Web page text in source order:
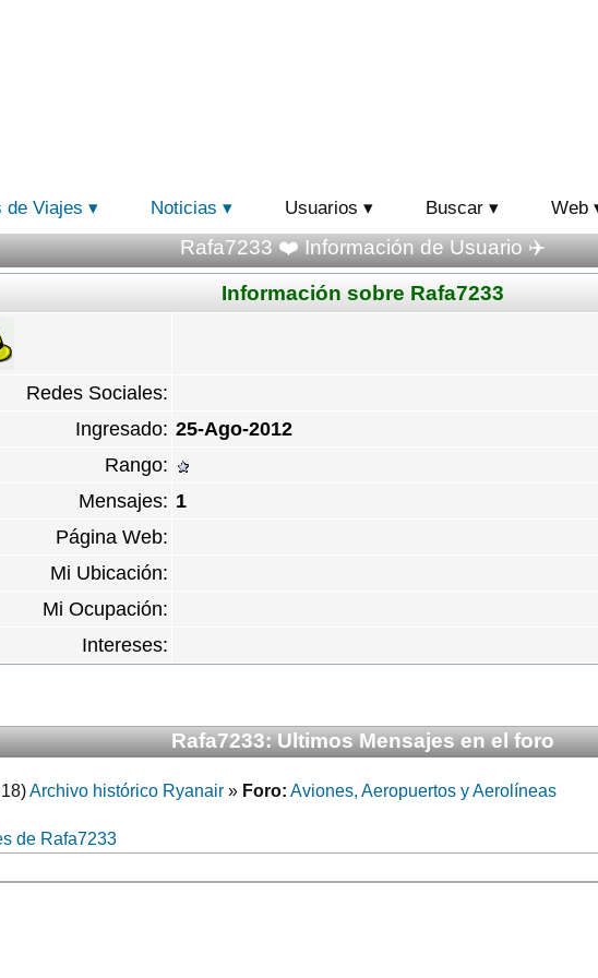
de Viajes Noticias Usuarios Buscar Web
Rafa7233 ❤️ Información de Usuario ✈️
Información sobre Rafa7233
Redes Sociales:
Ingresado: 25-Ago-2012
Rango:
Mensajes: 1
Página Web:
Mi Ubicación:
Mi Ocupación:
Intereses:
Rafa7233: Ultimos Mensajes en el foro
Archivo histórico Ryanair » Foro: Aviones, Aeropuertos y Aerolíneas
de Rafa7233